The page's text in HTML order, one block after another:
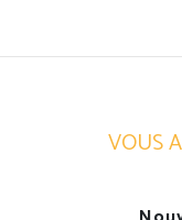
Une large gamme
VOUS